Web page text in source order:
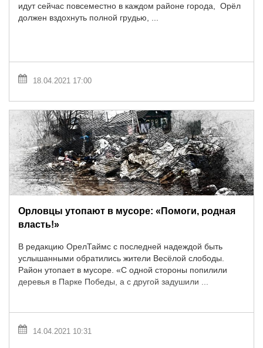
идут сейчас повсеместно в каждом районе города, Орёл
должен вздохнуть полной грудью, ...
18.04.2021 17:00
Орловцы утопают в мусоре: «Помоги, родная
власть!»
В редакцию ОрелТаймс с последней надеждой быть
услышанными обратились жители Весёлой слободы.
Район утопает в мусоре. «С одной стороны попилили
деревья в Парке Победы, а с другой задушили ...
14.04.2021 10:31